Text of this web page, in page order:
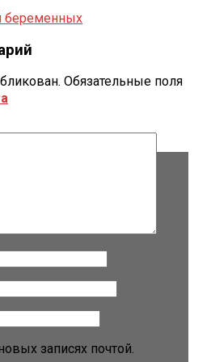
беременных
Обязательные поля
записях почтой.